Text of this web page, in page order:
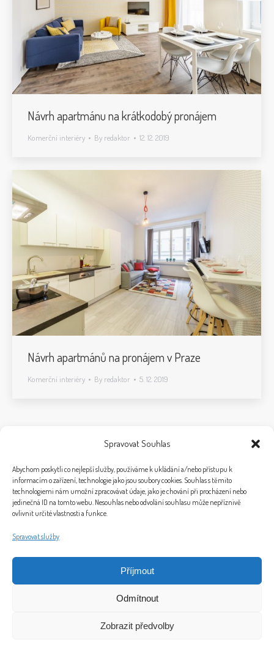
Spravovat Souhlas
Abychom poskytli co nejlepší služby, používáme k ukládání a/nebo přístupu k
informacím o zařízení, technologie jako jsou soubory cookies. Souhlas s těmito
technologiemi nám umožní zpracovávat údaje, jako je chování při procházení nebo
jedinečná ID na tomto webu. Nesouhlas nebo odvolání souhlasu může nepříznivě
ovlivnit určité vlastnosti a funkce.
Spravovat služby
Příjmout
Odmítnout
Zobrazit předvolby
Návrh apartmánu na krátkodobý pronájem
Komerční interiéry By redaktor 12. 12. 2019
Návrh apartmánů na pronájem v Praze
Komerční interiéry By redaktor 5. 12. 2019
1 2
© 2026 Bytový design a home staging Ivet Design
Plukovníka Malého 1856/5, 370 05 Č. Budějovice
"Bytový design a práce s lidmi obohacuje můj každodenní život“ (Iveta Březinová)